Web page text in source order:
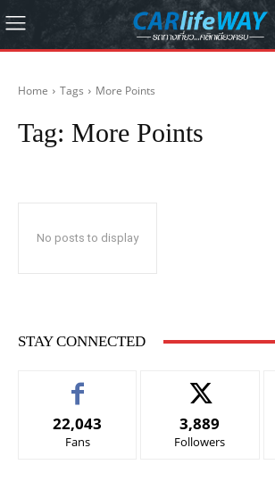
Home Tags More Points
Tag: More Points
No posts to display
STAY CONNECTED
22,043
Fans
3,889
Followers